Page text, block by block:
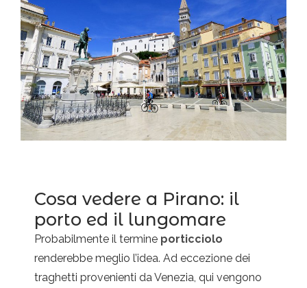
Cosa vedere a Pirano: il
porto ed il lungomare
Probabilmente il termine porticciolo
renderebbe meglio l’idea. Ad eccezione dei
traghetti provenienti da Venezia, qui vengono